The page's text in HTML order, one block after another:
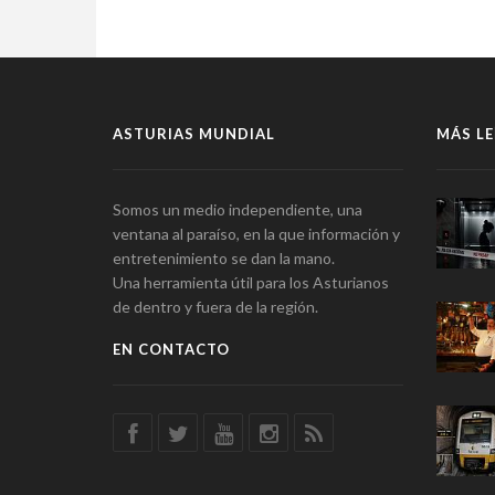
ASTURIAS MUNDIAL
Somos un medio independiente, una
ventana al paraíso, en la que información y
entretenimiento se dan la mano.
Una herramienta útil para los Asturianos
de dentro y fuera de la región.
EN CONTACTO
MÁS